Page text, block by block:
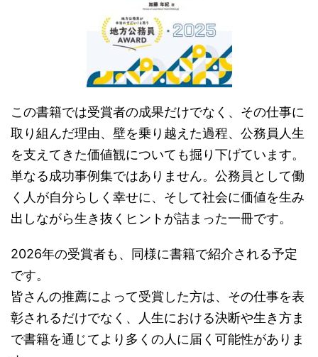
この書籍では受賞者の成果だけでなく、その仕事に
取り組んだ理由、壁を乗り越えた過程、公務員人生
を支えてきた価値観についても掘り下げています。
単なる成功事例集ではありません。公務員として働
く人が自分らしく幸せに、そして社会に価値を生み
出しながら生き抜くヒントが詰まった一冊です。
2026年の受賞者も、同様に書籍で紹介される予定
です。
皆さんの推薦によって受賞した方は、その仕事を表
彰されるだけでなく、人生における決断や生き方ま
で書籍を通じてより多くの人に届く可能性がありま